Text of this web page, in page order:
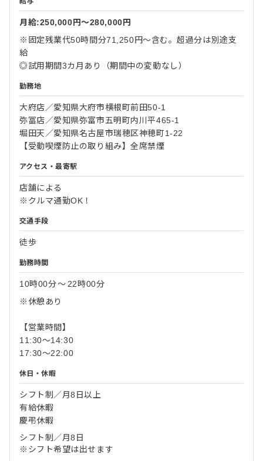
月給:250,000円〜280,000円
※固定残業代50時間分71,250円～含む。超過分は別途支
給
◎試用期間3カ月あり（期間中の変動なし）
勤務地
大府店／愛知県大府市横根町前田50-1
弥冨店／愛知県弥富市五明町内川平465-1
堀田天／愛知県名古屋市瑞穂区神穂町1-22
【受動喫煙防止の取り組み】全席禁煙
アクセス・最寄駅
店舗による
※クルマ通勤OK！
交通手段
徒歩
勤務時間
10時00分〜22時00分
※休憩あり
【営業時間】
11:30～14:30
17:30～22:00
休日・休暇
シフト制／月8日以上
有給休暇
慶弔休暇
シフト制／月8日
※シフト希望は出せます